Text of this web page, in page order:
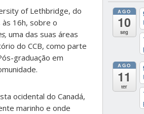
of Lethbridge, do
às 16h, sobre o
uma das suas áreas
do CCB, como parte
graduação em
ocidental do Canadá,
marinho e onde
AGO
10
seg
AGO
11
ter